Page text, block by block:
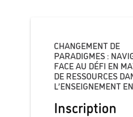
CHANGEMENT DE
PARADIGMES :
FACE AU DÉFI EN
DE RESSOURCES
L’ENSEIGNEMENT
Inscription